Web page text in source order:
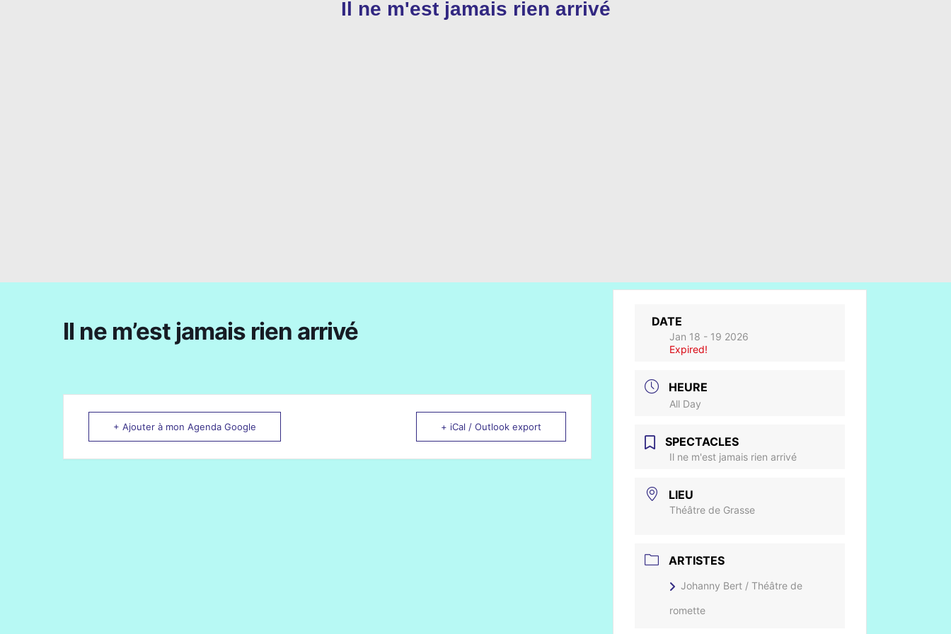
Il ne m'est jamais rien arrivé
Il ne m’est jamais rien arrivé
+ Ajouter à mon Agenda Google + iCal / Outlook export
DATE
Jan 18 - 19 2026
Expired!
HEURE
All Day
SPECTACLES
Il ne m'est jamais rien arrivé
LIEU
Théâtre de Grasse
ARTISTES
Johanny Bert / Théâtre de
romette